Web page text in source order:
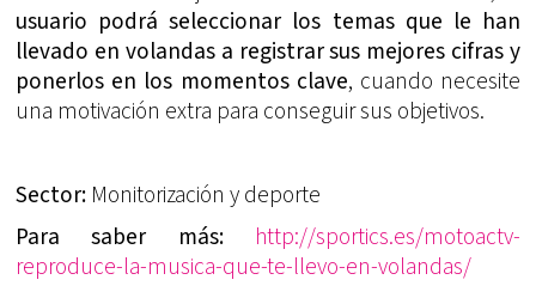
usuario podrá seleccionar los temas que le han
llevado en volandas a registrar sus mejores cifras y
ponerlos en los momentos clave, cuando necesite
una motivación extra para conseguir sus objetivos.
Sector: Monitorización y deporte
Para saber más:
http://sportics.es/motoactv-
reproduce-la-musica-que-te-llevo-en-volandas/